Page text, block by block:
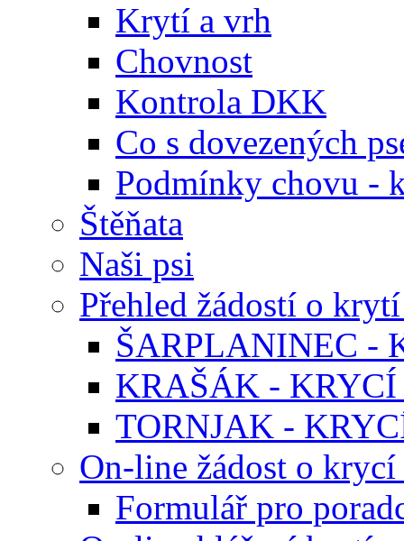
Krytí a vrh
Chovnost
Kontrola DKK
Co s dovezených
Podmínky chovu -
Štěňata
Naši psi
Přehled žádostí o
ŠARPLANINEC -
KRAŠÁK -
TORNJAK -
On-line žádost o
Formulář pro